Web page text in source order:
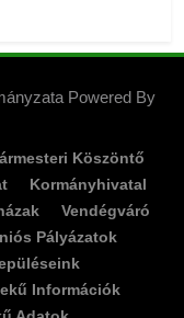
Powered By
Köszöntő
Kormányhivatal
Vendégváró
Pályázatok
Információk